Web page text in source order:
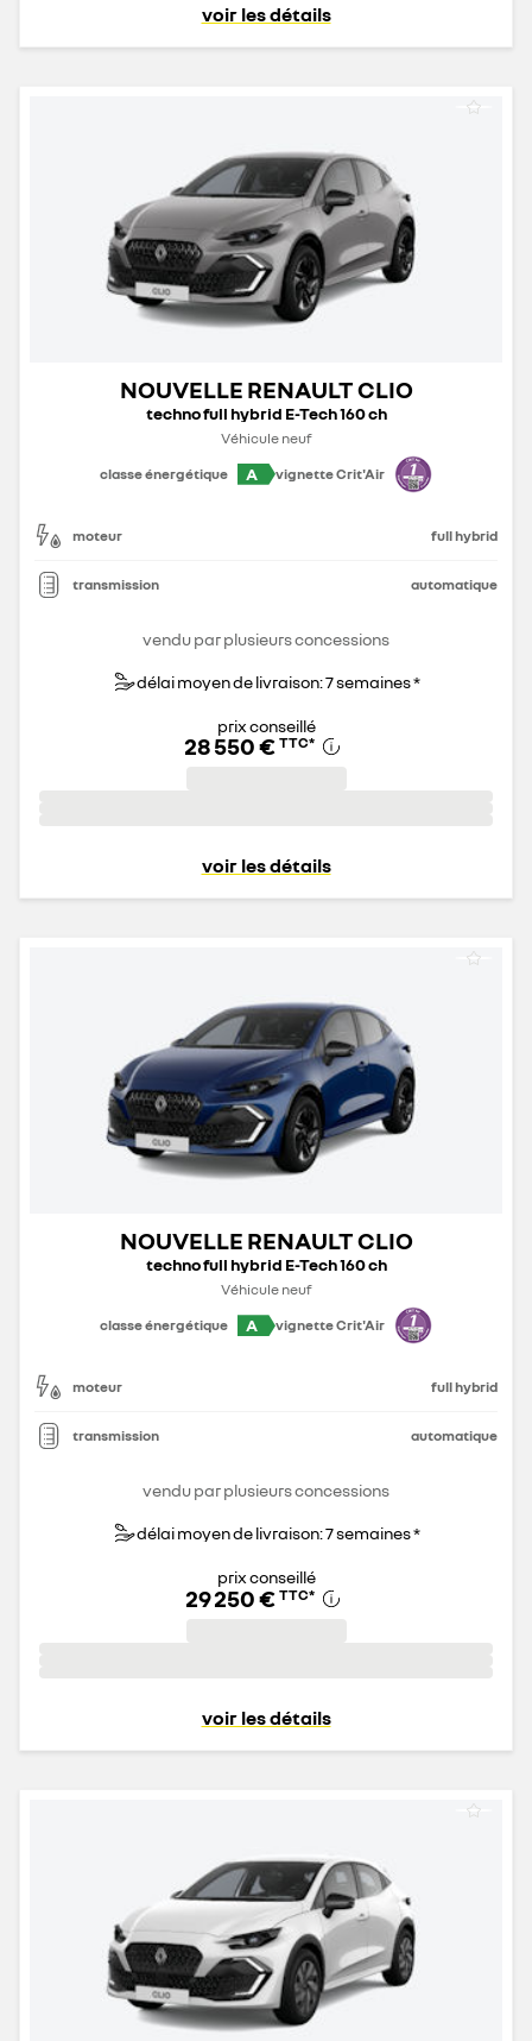
voir les détails
NOUVELLE RENAULT CLIO
techno full hybrid E-Tech 160 ch
Véhicule neuf
classe énergétique
A vignette Crit'Air
moteur full hybrid
transmission automatique
vendu par plusieurs concessions
délai moyen de livraison: 7 semaines *
prix conseillé
28 550 € TTC*
voir les détails
NOUVELLE RENAULT CLIO
techno full hybrid E-Tech 160 ch
Véhicule neuf
classe énergétique
A vignette Crit'Air
moteur full hybrid
transmission automatique
vendu par plusieurs concessions
délai moyen de livraison: 7 semaines *
prix conseillé
29 250 € TTC*
voir les détails